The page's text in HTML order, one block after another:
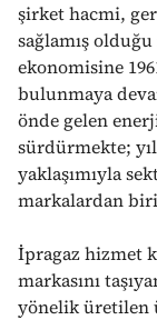
şirket hacmi,
sağlamış
ekonomisine
bulunmaya
önde gelen
sürdürmekte;
yaklaşımıyla
markalardan
İpragaz hizmet
markasını
yönelik üretilen